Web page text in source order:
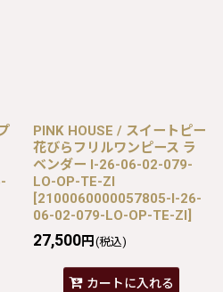
PINK HOUSE / スイートピー
花びらフリルワンピース ラ
ベンダー I-26-06-02-079-
LO-OP-TE-ZI
[2100060000057805-I-26-
06-02-079-LO-OP-TE-ZI]
27,500円 (税込)
カートに入れる